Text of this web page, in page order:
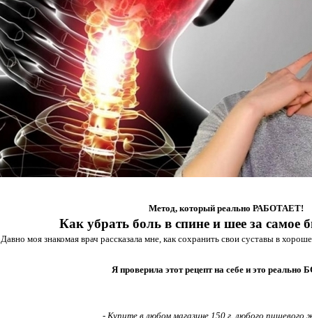
Метод, который реально РАБОТАЕТ!
Как убрать боль в спине и шее за самое
Давно моя знакомая врач рассказала мне, как сохранить свои суставы в
Я проверила этот рецепт на себе и это
- Купите в любом магазине 150 г. любого пищевого